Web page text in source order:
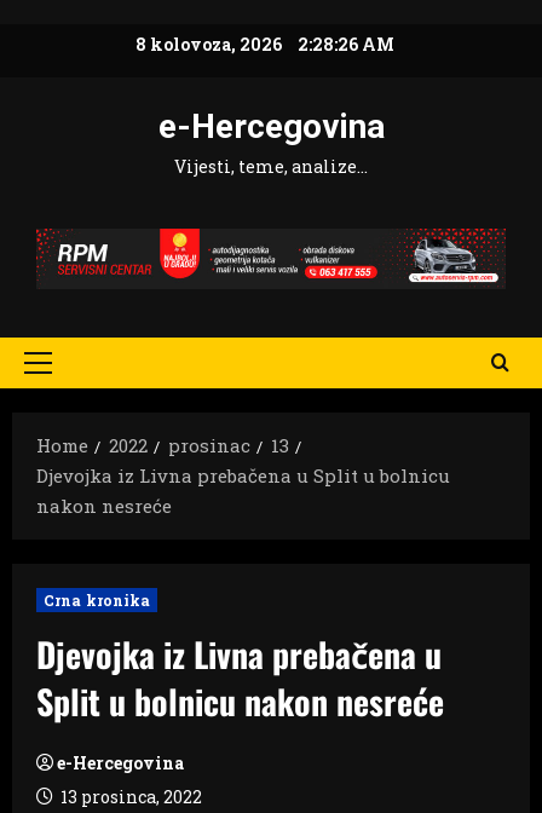
8 kolovoza, 2026 2:28:27 AM
e-Hercegovina
Vijesti, teme, analize…
Primary
Home
2022 prosinac
13
Djevojka iz Livna prebačena u Split u bolnicu
nakon nesreće
Crna kronika
Djevojka iz Livna prebačena u
Split u bolnicu nakon nesreće
e-Hercegovina
13 prosinca, 2022